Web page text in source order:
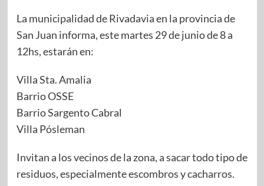
La municipalidad de Rivadavia en la provincia de
San Juan informa, este martes 29 de junio de 8 a
12hs, estarán en:
Villa Sta. Amalia
Barrio OSSE
Barrio Sargento Cabral
Villa Pósleman
Invitan a los vecinos de la zona, a sacar todo tipo de
residuos, especialmente escombros y cacharros.